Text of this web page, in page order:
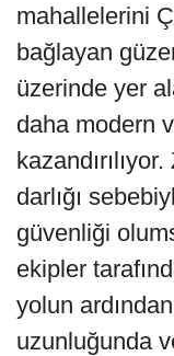
mahallelerini
bağlayan
üzerinde yer
daha modern
darlığı
güvenliği
ekipler
yolun
uzunluğunda